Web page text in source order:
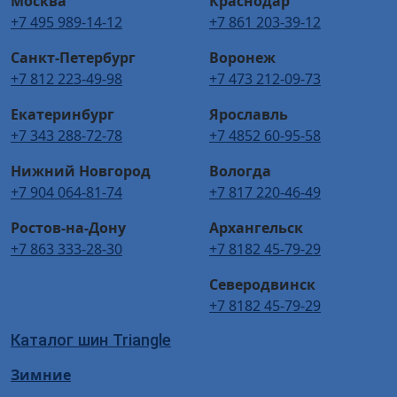
Основные особенности Triangle TR667
расположению блоков в плечевых зонах;
- сплошное продольное ребро уменьшает нагрев и
сопротивление качению, повышает стабильность
сцепления на большой скорости;
- увеличенная глубина нарезки протекторного
рисунка, особо прочный компаунд повышают
надежность шины и увеличивают ее ходимость при
* Внимание: летние шины не российского
Купить Triangle TR667 на Мосавтошине
+7 495 989-14-12
Санкт-Петербург
+7 812 223-49-98
Екатеринбург
+7 343 288-72-78
Нижний Новгород
+7 904 064-81-74
Ростов-на-Дону
+7 863 333-28-30
+7 861 203-39-12
Воронеж
+7 473 212-09-73
Ярославль
+7 4852 60-95-58
Вологда
+7 817 220-46-49
Архангельск
+7 8182 45-79-29
Северодвинск
+7 8182 45-79-29
Каталог шин Triangle
Зимние